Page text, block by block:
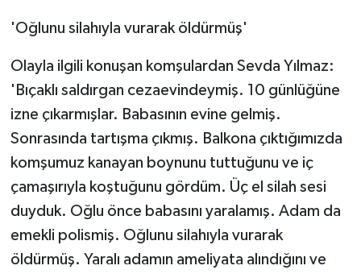
'Oğlunu silahıyla vurarak öldürmüş'
Olayla ilgili konuşan komşulardan Sevda Yılmaz:
'Bıçaklı saldırgan cezaevindeymiş. 10 günlüğüne
izne çıkarmışlar. Babasının evine gelmiş.
Sonrasında tartışma çıkmış. Balkona çıktığımızda
komşumuz kanayan boynunu tuttuğunu ve iç
çamaşırıyla koştuğunu gördüm. Üç el silah sesi
duyduk. Oğlu önce babasını yaralamış. Adam da
emekli polismiş. Oğlunu silahıyla vurarak
öldürmüş. Yaralı adamın ameliyata alındığını ve
TEKNOLOJİ
Turizm
ÜLKE GÜNDEMİ
YAŞAM
YEREL